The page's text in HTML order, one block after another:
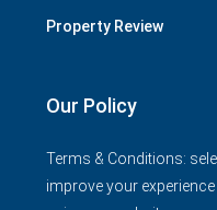
Property Review
Our Policy
Terms & Conditions:
improve your